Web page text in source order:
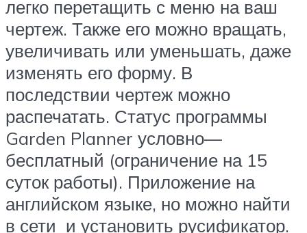
легко перетащить с меню на ваш
чертеж. Также его можно вращать,
увеличивать или уменьшать, даже
изменять его форму. В
последствии чертеж можно
распечатать. Статус программы
Garden Planner условно—
бесплатный (ограничение на 15
суток работы). Приложение на
английском языке, но можно найти
в сети и установить русификатор.